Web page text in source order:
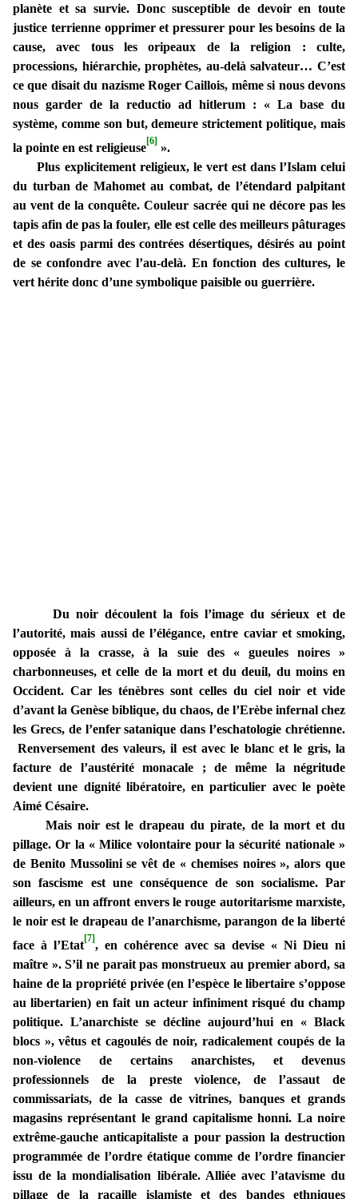
planète et sa survie. Donc susceptible de devoir en toute
justice terrienne opprimer et pressurer pour les besoins de la
cause, avec tous les oripeaux de la religion : culte,
processions, hiérarchie, prophètes, au-delà salvateur… C’est
ce que disait du nazisme Roger Caillois, même si nous devons
nous garder de la reductio ad hitlerum : « La base du
système, comme son but, demeure strictement politique, mais
la pointe en est religieuse[6] ».
Plus explicitement religieux, le vert est dans l’Islam celui
du turban de Mahomet au combat, de l’étendard palpitant
au vent de la conquête. Couleur sacrée qui ne décore pas les
tapis afin de pas la fouler, elle est celle des meilleurs pâturages
et des oasis parmi des contrées désertiques, désirés au point
de se confondre avec l’au-delà. En fonction des cultures, le
vert hérite donc d’une symbolique paisible ou guerrière.
Du noir découlent la fois l’image du sérieux et de
l’autorité, mais aussi de l’élégance, entre caviar et smoking,
opposée à la crasse, à la suie des « gueules noires »
charbonneuses, et celle de la mort et du deuil, du moins en
Occident. Car les ténèbres sont celles du ciel noir et vide
d’avant la Genèse biblique, du chaos, de l’Erèbe infernal chez
les Grecs, de l’enfer satanique dans l’eschatologie chrétienne.
Renversement des valeurs, il est avec le blanc et le gris, la
facture de l’austérité monacale ; de même la négritude
devient une dignité libératoire, en particulier avec le poète
Aimé Césaire.
Mais noir est le drapeau du pirate, de la mort et du
pillage. Or la « Milice volontaire pour la sécurité nationale »
de Benito Mussolini se vêt de « chemises noires », alors que
son fascisme est une conséquence de son socialisme. Par
ailleurs, en un affront envers le rouge autoritarisme marxiste,
le noir est le drapeau de l’anarchisme, parangon de la liberté
face à l’Etat[7], en cohérence avec sa devise « Ni Dieu ni
maître ». S’il ne parait pas monstrueux au premier abord, sa
haine de la propriété privée (en l’espèce le libertaire s’oppose
au libertarien) en fait un acteur infiniment risqué du champ
politique. L’anarchiste se décline aujourd’hui en « Black
blocs », vêtus et cagoulés de noir, radicalement coupés de la
non-violence de certains anarchistes, et devenus
professionnels de la preste violence, de l’assaut de
commissariats, de la casse de vitrines, banques et grands
magasins représentant le grand capitalisme honni. La noire
extrême-gauche anticapitaliste a pour passion la destruction
programmée de l’ordre étatique comme de l’ordre financier
issu de la mondialisation libérale. Alliée avec l’atavisme du
pillage de la racaille islamiste et des bandes ethniques